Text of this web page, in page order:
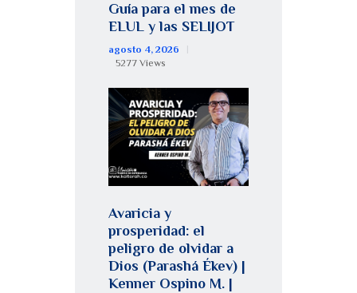
Guía para el mes de
ELUL y las SELIJOT
agosto 4, 2026
5277 Views
Avaricia y
prosperidad: el
peligro de olvidar a
Dios (Parashá Ékev) |
Kenner Ospino M. |